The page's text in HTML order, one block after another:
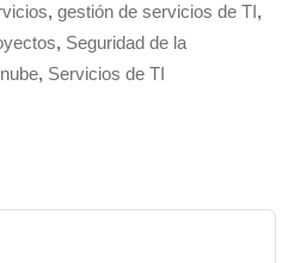
, gestión de servicios de TI,
, Seguridad de la
, Servicios de TI